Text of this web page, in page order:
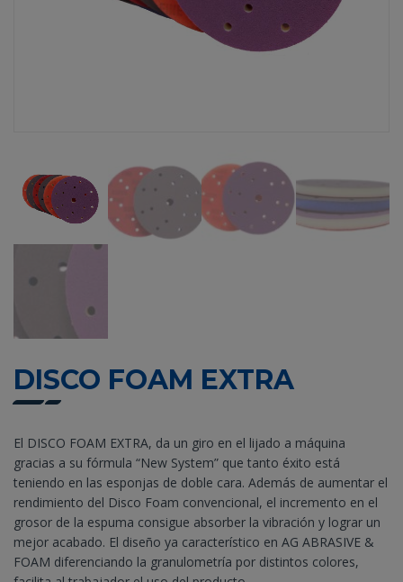
DISCO FOAM EXTRA
El DISCO FOAM EXTRA, da un giro en el lijado a máquina
gracias a su fórmula “New System” que tanto éxito está
teniendo en las esponjas de doble cara. Además de aumentar el
rendimiento del Disco Foam convencional, el incremento en el
grosor de la espuma consigue absorber la vibración y lograr un
mejor acabado. El diseño ya característico en AG ABRASIVE &
FOAM diferenciando la granulometría por distintos colores,